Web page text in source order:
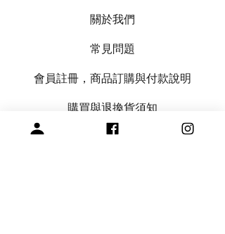
關於我們
常見問題
會員註冊，商品訂購與付款說明
購買與退換貨須知
絞紗代繞線服務